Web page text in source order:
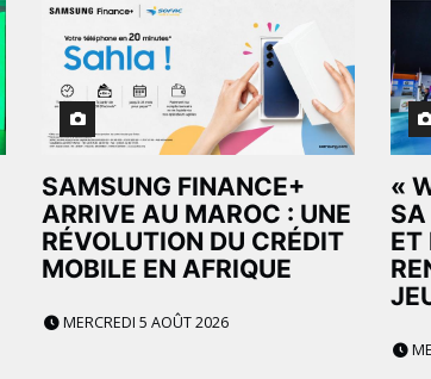
SAMSUNG FINANCE+
ARRIVE AU MAROC : UNE
RÉVOLUTION DU CRÉDIT
MOBILE EN AFRIQUE
MERCREDI 5 AOÛT 2026
«
SA
ET